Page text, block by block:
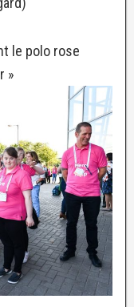
le polo rose
aider »